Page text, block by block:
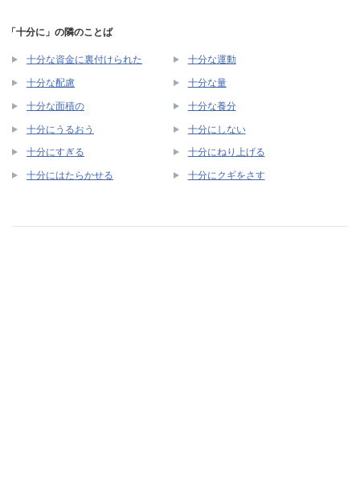
「十分に」の隣のことば
十分な資金に裏付けられた 十分な運動
十分な配慮 十分な量
十分な面積の 十分な養分
十分にうるおう 十分にしない
十分にすぎる 十分にねり上げる
十分にはたらかせる 十分にクギをさす